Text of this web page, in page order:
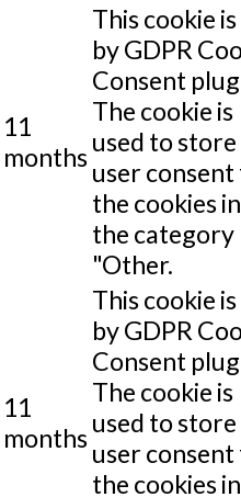
11
months
This cookie
by GDPR
Consent
The cookie is
used to
user
the cookies in
the category
"Other.
11
months
This cookie
by GDPR
Consent
The cookie is
used to
user
the cookies in